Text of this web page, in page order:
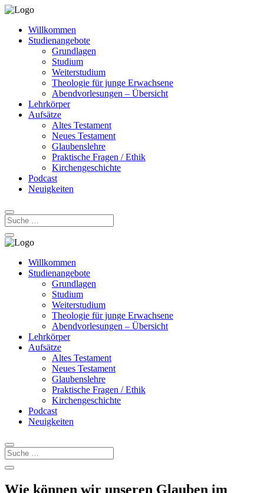
Willkommen
Studienangebote
Grundlagen
Studium
Weiterstudium
Theologie für junge Erwachsene
Abendvorlesungen – Übersicht
Lehrkörper
Aufsätze
Altes Testament
Neues Testament
Glaubenslehre
Praktische Fragen / Ethik
Kirchengeschichte
Podcast
Neuigkeiten
Willkommen
Studienangebote
Grundlagen
Studium
Weiterstudium
Theologie für junge Erwachsene
Abendvorlesungen – Übersicht
Lehrkörper
Aufsätze
Altes Testament
Neues Testament
Glaubenslehre
Praktische Fragen / Ethik
Kirchengeschichte
Podcast
Neuigkeiten
Wie können wir unseren Glauben im